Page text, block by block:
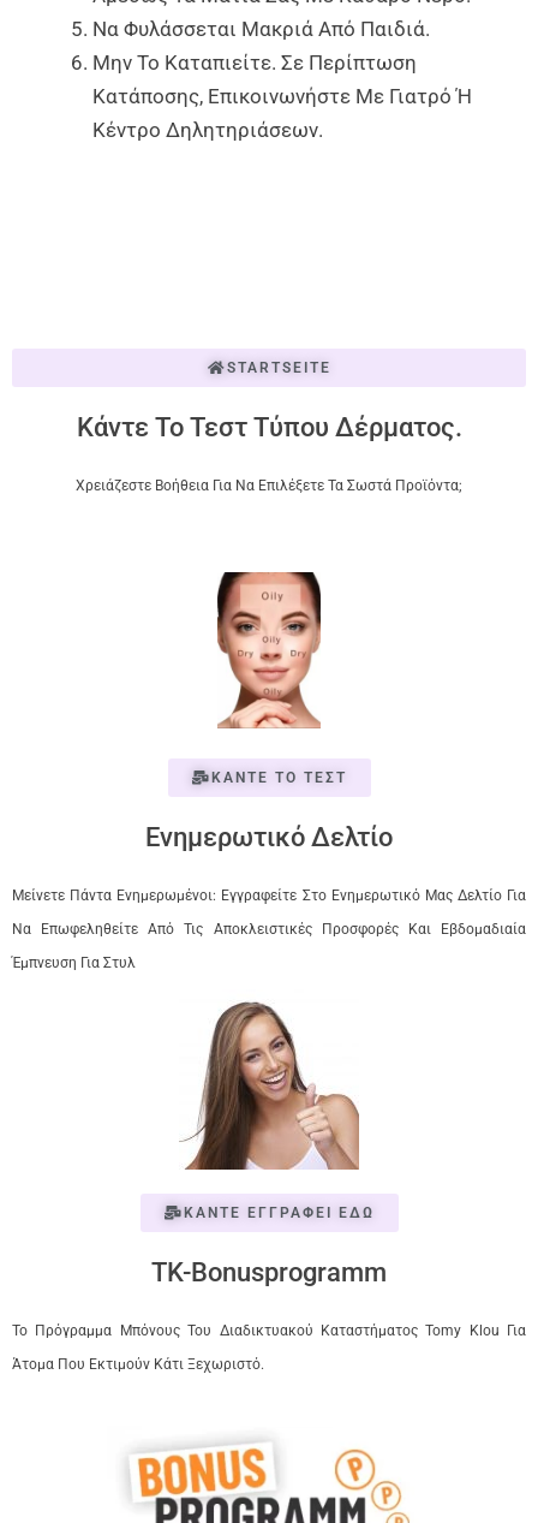
Να Φυλάσσεται Μακριά Από Παιδιά.
Μην Το Καταπιείτε. Σε Περίπτωση
Κατάποσης, Επικοινωνήστε Με Γιατρό Ή
Κέντρο Δηλητηριάσεων.
STARTSEITE
Κάντε Το Τεστ Τύπου Δέρματος.
Χρειάζεστε Βοήθεια Για Να Επιλέξετε Τα Σωστά Προϊόντα;
ΚΑΝΤΕ ΤΟ ΤΕΣΤ
Ενημερωτικό Δελτίο
Μείνετε Πάντα Ενημερωμένοι: Εγγραφείτε Στο Ενημερωτικό Μας Δελτίο Για
Να Επωφεληθείτε Από Τις Αποκλειστικές Προσφορές Και Εβδομαδιαία
Έμπνευση Για Στυλ
ΚΑΝΤΕ ΕΓΓΡΑΦΕΙ ΕΔΩ
TK-Bonusprogramm
Το Πρόγραμμα Μπόνους Του Διαδικτυακού Καταστήματος Tomy Klou Για
Άτομα Που Εκτιμούν Κάτι Ξεχωριστό.